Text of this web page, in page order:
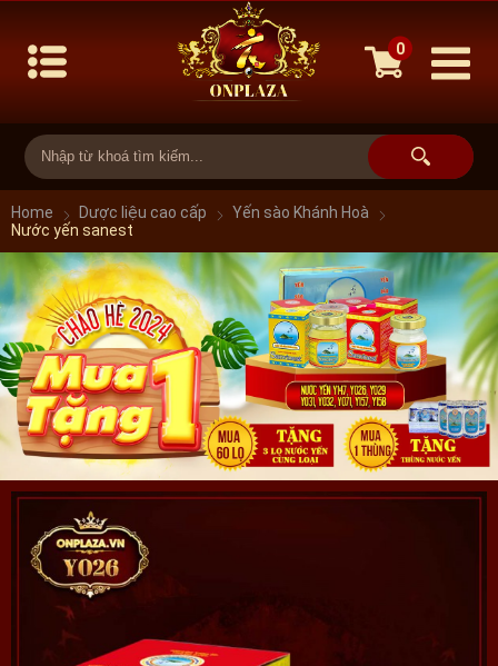
0
Home Dược liệu cao cấp
Yến sào Khánh Hoà
Nước yến sanest